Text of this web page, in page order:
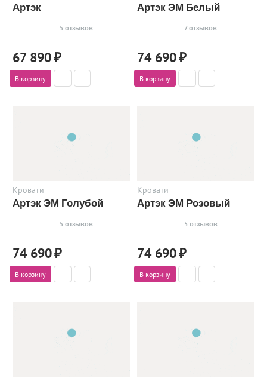
Артэк
5 отзывов
67 890₽
В корзину
Артэк ЭМ Белый
7 отзывов
74 690₽
В корзину
Кровати
Артэк ЭМ Голубой
5 отзывов
74 690₽
В корзину
Кровати
Артэк ЭМ Розовый
5 отзывов
74 690₽
В корзину